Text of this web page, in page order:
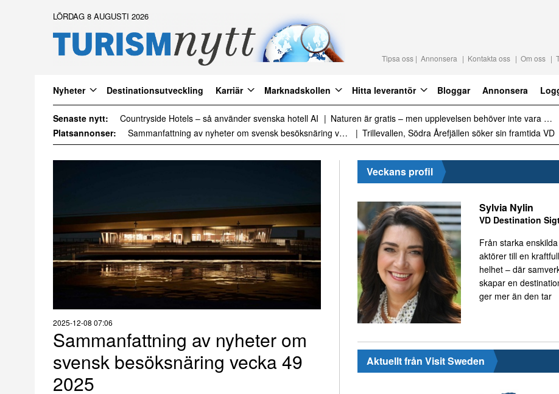
LÖRDAG 8 AUGUSTI 2026
Tipsa oss Annonsera Kontakta oss Om oss
Nyheter Destinationsutveckling Karriär Marknadskollen Hitta leverantör Bloggar Annonsera
Senaste nytt: Daftöland investerar 9 miljoner i ny attraktion 2027
Det är inte för många turister. Det är för lite styrning
Platsannonser:
Sammanfattning av nyheter om svensk besöksnäring vecka 28 2026
2025-12-08 07:06
Sammanfattning av nyheter om
svensk besöksnäring vecka 49
2025
Veckans profil
Sylvia Nylin
VD Destination
Från starka enskilda
aktörer till en kraftfull
helhet – där
skapar en
ger mer än den tar
Aktuellt från Visit Sweden